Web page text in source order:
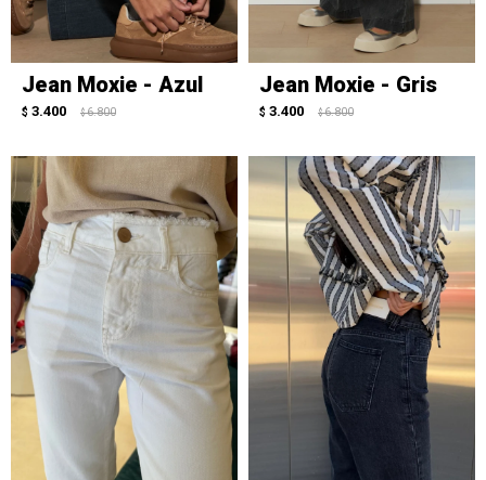
Jean Moxie - Azul
$ 3.400 $ 6.800
Jean Moxie - Gris
$ 3.400 $ 6.800